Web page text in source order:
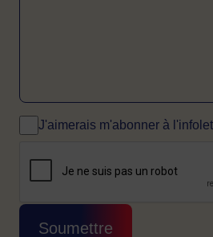
J'aimerais m'abonner à
Cette question sert à
Soumettre